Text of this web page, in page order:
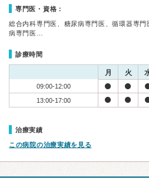
専門医・資格：
総合内科専門医、糖尿病専門医、循環器専
病専門医…
診療時間
月 火
09:00-12:00
13:00-17:00
治療実績
この病院の治療実績を見る